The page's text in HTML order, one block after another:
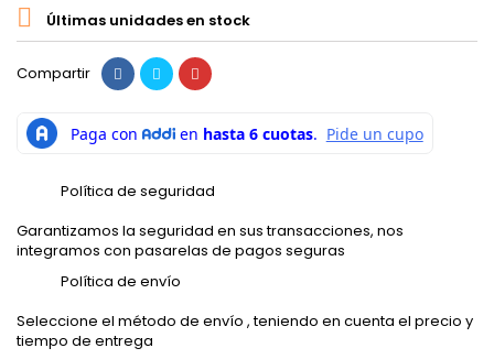
 Últimas unidades en stock
Compartir
Política de seguridad
Garantizamos la seguridad en sus transacciones, nos
integramos con pasarelas de pagos seguras
Política de envío
Seleccione el método de envío , teniendo en cuenta el precio y
tiempo de entrega